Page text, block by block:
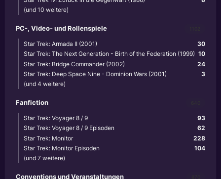
(und 10 weitere)
PC-, Video- und Rollenspiele
30
Star Trek: Armada II (2001)
10
Star Trek: The Next Generation - Birth of the Federation (1999)
24
Star Trek: Bridge Commander (2002)
3
Star Trek: Deep Space Nine - Dominion Wars (2001)
(und 4 weitere)
Fanfiction
93
Star Trek: Voyager 8 / 9
62
Star Trek: Voyager 8 / 9 Episoden
228
Star Trek: Monitor
104
Star Trek: Monitor Episoden
(und 7 weitere)
Conventions und Veranstaltungen